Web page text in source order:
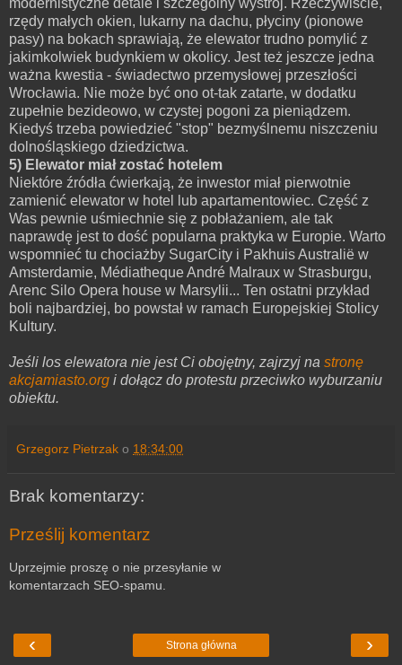
rzędy małych okien, lukarny na dachu, płyciny (pionowe
pasy) na bokach sprawiają, że elewator trudno pomylić z
jakimkolwiek budynkiem w okolicy. Jest też jeszcze jedna
ważna kwestia - świadectwo przemysłowej przeszłości
Wrocławia. Nie może być ono ot-tak zatarte, w dodatku
zupełnie bezideowo, w czystej pogoni za pieniądzem.
Kiedyś trzeba powiedzieć "stop" bezmyślnemu niszczeniu
dolnośląskiego dziedzictwa.
5) Elewator miał zostać hotelem
Niektóre źródła ćwierkają, że inwestor miał pierwotnie
zamienić elewator w hotel lub apartamentowiec. Część z
Was pewnie uśmiechnie się z pobłażaniem, ale tak
naprawdę jest to dość popularna praktyka w Europie. Warto
wspomnieć tu chociażby SugarCity i Pakhuis Australië w
Amsterdamie, Médiatheque André Malraux w Strasburgu,
Arenc Silo Opera house w Marsylii... Ten ostatni przykład
boli najbardziej, bo powstał w ramach Europejskiej Stolicy
Kultury.
Jeśli los elewatora nie jest Ci obojętny, zajrzyj na stronę
akcjamiasto.org i dołącz do protestu przeciwko wyburzaniu
obiektu.
Grzegorz Pietrzak o 18:34:00
Brak komentarzy:
Prześlij komentarz
Uprzejmie proszę o nie przesyłanie w
komentarzach SEO-spamu.
‹ ›
Strona główna